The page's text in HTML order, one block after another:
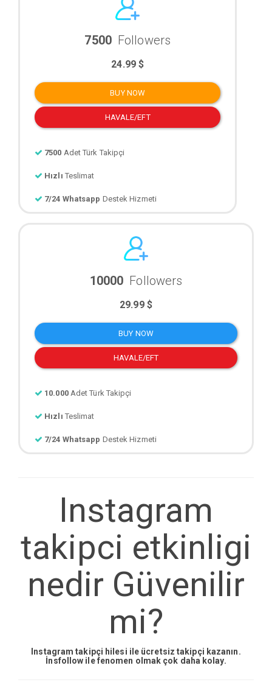
7500 Followers
24.99 $
BUY NOW
HAVALE/EFT
7500 Adet Türk Takipçi
Hızlı Teslimat
7/24 Whatsapp Destek Hizmeti
10000 Followers
29.99 $
BUY NOW
HAVALE/EFT
10.000 Adet Türk Takipçi
Hızlı Teslimat
7/24 Whatsapp Destek Hizmeti
Instagram
takipci etkinligi
nedir Güvenilir
mi?
Instagram takipçi hilesi ile ücretsiz takipçi kazanın.
İnsfollow ile fenomen olmak çok daha kolay.